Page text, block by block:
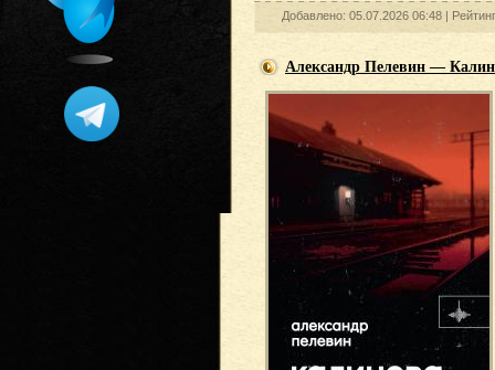
Добавлено: 05.07.2026 06:48 |
Александр Пелевин —